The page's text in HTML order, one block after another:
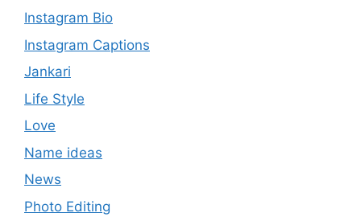
Instagram Bio
Instagram Captions
Jankari
Life Style
Love
Name ideas
News
Photo Editing